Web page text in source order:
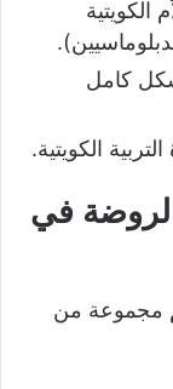
الكويتية
كامل
الكويتية.
في
مجموعة من